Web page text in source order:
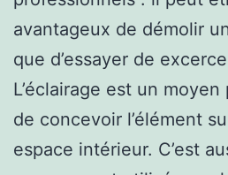
avantageux de démolir
que d’essayer de
L’éclairage est un
de concevoir l’élément
espace intérieur. C’est